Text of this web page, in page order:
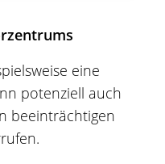
eine
potenziell auch
beeinträchtigen